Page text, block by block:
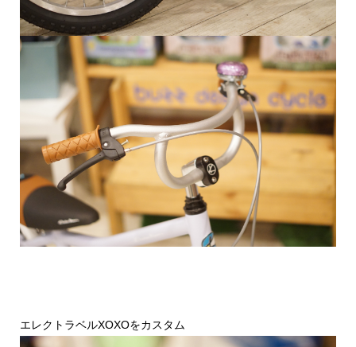
エレクトラベルXOXOをカスタム